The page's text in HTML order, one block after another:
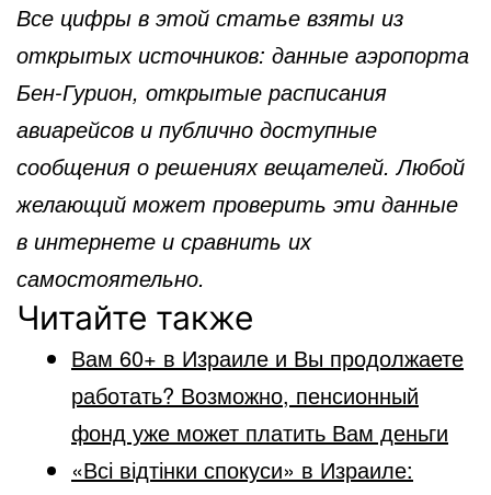
Все цифры в этой статье взяты из
открытых источников: данные аэропорта
Бен-Гурион, открытые расписания
авиарейсов и публично доступные
сообщения о решениях вещателей. Любой
желающий может проверить эти данные
в интернете и сравнить их
самостоятельно.
Читайте также
Вам 60+ в Израиле и Вы продолжаете
работать? Возможно, пенсионный
фонд уже может платить Вам деньги
«Всі відтінки спокуси» в Израиле: